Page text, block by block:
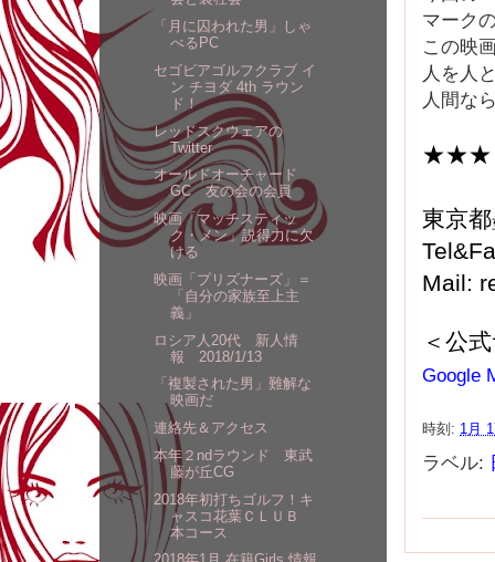
マーク
この映
人を人
人間な
★★★
東京
Mail:
＜公
Google
時刻: 1月
ラベル:
「月に囚われた男」しゃ
べるPC
セゴビアゴルフクラブ イ
ン チヨダ 4th ラウン
ド！
レッドスクウェアの
Twitter
オールドオーチャード
GC 友の会の会員
映画「マッチスティッ
ク・メン」説得力に欠
ける
映画「プリズナーズ」＝
「自分の家族至上主
義」
ロシア人20代 新人情
報 2018/1/13
「複製された男」難解な
映画だ
連絡先＆アクセス
本年２ndラウンド 東武
藤が丘CG
2018年初打ちゴルフ！キ
ャスコ花葉ＣＬＵＢ
本コース